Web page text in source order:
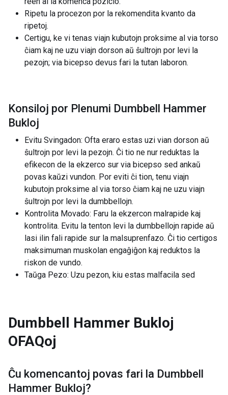
Ripetu la procezon por la rekomendita kvanto da
ripetoj.
Certigu, ke vi tenas viajn kubutojn proksime al via torso
ĉiam kaj ne uzu viajn dorson aŭ ŝultrojn por levi la
pezojn; via bicepso devus fari la tutan laboron.
Konsiloj por Plenumi Dumbbell Hammer
Bukloj
Evitu Svingadon: Ofta eraro estas uzi vian dorson aŭ
ŝultrojn por levi la pezojn. Ĉi tio ne nur reduktas la
efikecon de la ekzerco sur via bicepso sed ankaŭ
povas kaŭzi vundon. Por eviti ĉi tion, tenu viajn
kubutojn proksime al via torso ĉiam kaj ne uzu viajn
ŝultrojn por levi la dumbbellojn.
Kontrolita Movado: Faru la ekzercon malrapide kaj
kontrolita. Evitu la tenton levi la dumbbellojn rapide aŭ
lasi ilin fali rapide sur la malsuprenfazo. Ĉi tio certigos
maksimuman muskolan engaĝiĝon kaj reduktos la
riskon de vundo.
Taŭga Pezo: Uzu pezon, kiu estas malfacila sed
Dumbbell Hammer Bukloj
OFAQoj
Ĉu komencantoj povas fari la Dumbbell
Hammer Bukloj?